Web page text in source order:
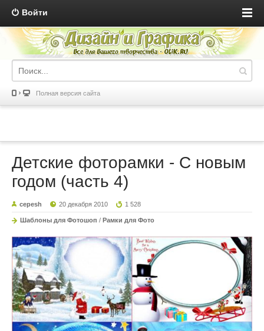
Войти
Полная версия сайта
Детские фоторамки - С новым
годом (часть 4)
cepesh 20 декабря 2010 1 528
Шаблоны для Фотошоп / Рамки для Фото